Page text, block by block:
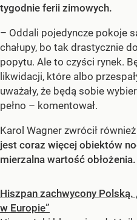
tygodnie ferii zimowych.
– Oddali pojedyncze pokoje
chałupy, bo tak drastycznie
popytu. Ale to czyści rynek.
likwidacji, które albo
uważały, że będą sobie
pełno – komentował.
Karol Wagner zwrócił
jest coraz więcej obiektów
mierzalna wartość obłożenia.
Hiszpan zachwycony Polską.
w Europie”